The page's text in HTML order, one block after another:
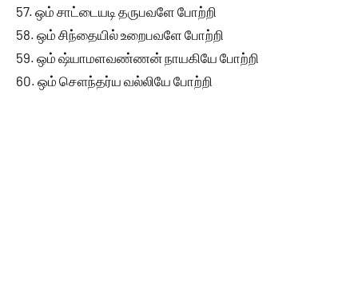
57. ஒம் சாட்டையடி தருபவளே போற்றி
58. ஒம் சிந்தையில் உறைபவளே போற்றி
59. ஒம் ஷ்யாமளவண்ணன் நாயகியே போற்றி
60. ஒம் சௌந்தர்ய வல்லியே போற்றி